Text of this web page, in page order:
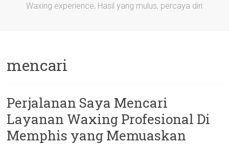
Waxing experience, Hasil yang mulus, percaya diri
mencari
Perjalanan Saya Mencari
Layanan Waxing Profesional Di
Memphis yang Memuaskan